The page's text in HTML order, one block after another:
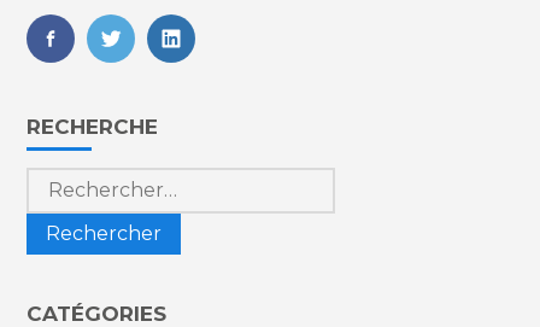
FaceBook
TwitterLinkedIn
Blog
sidebar
RECHERCHE
Rechercher :
CATÉGORIES